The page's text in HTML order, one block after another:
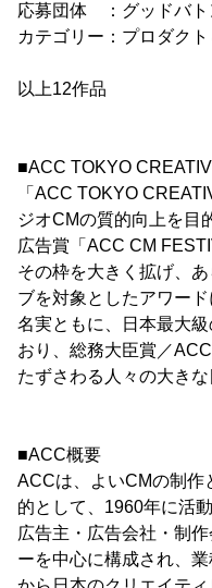
応募団体 ：グッドバト
カテゴリー：プロダク
以上12作品
■ACC TOKYO
「ACC TOKYO
ジオCMの質的向上を目
広告賞「ACC CM
その枠を大きく拡げ、
ブを対象としたアワー
名実ともに、日本最大
おり、総務大臣賞／
たずさわる人々の大きな
■ACC概要
ACCは、よいCMの制作
的として、1960年に活動
広告主・広告会社・制
ーを中心に構成され、